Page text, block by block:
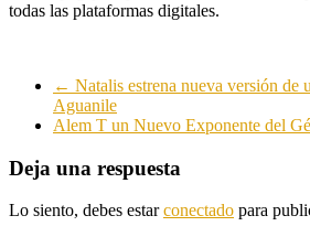
todas las plataformas digitales.
← Natalis estrena nueva versión de
Aguanile
Alem T un Nuevo Exponente del
Deja una respuesta
Lo siento, debes estarconectado para